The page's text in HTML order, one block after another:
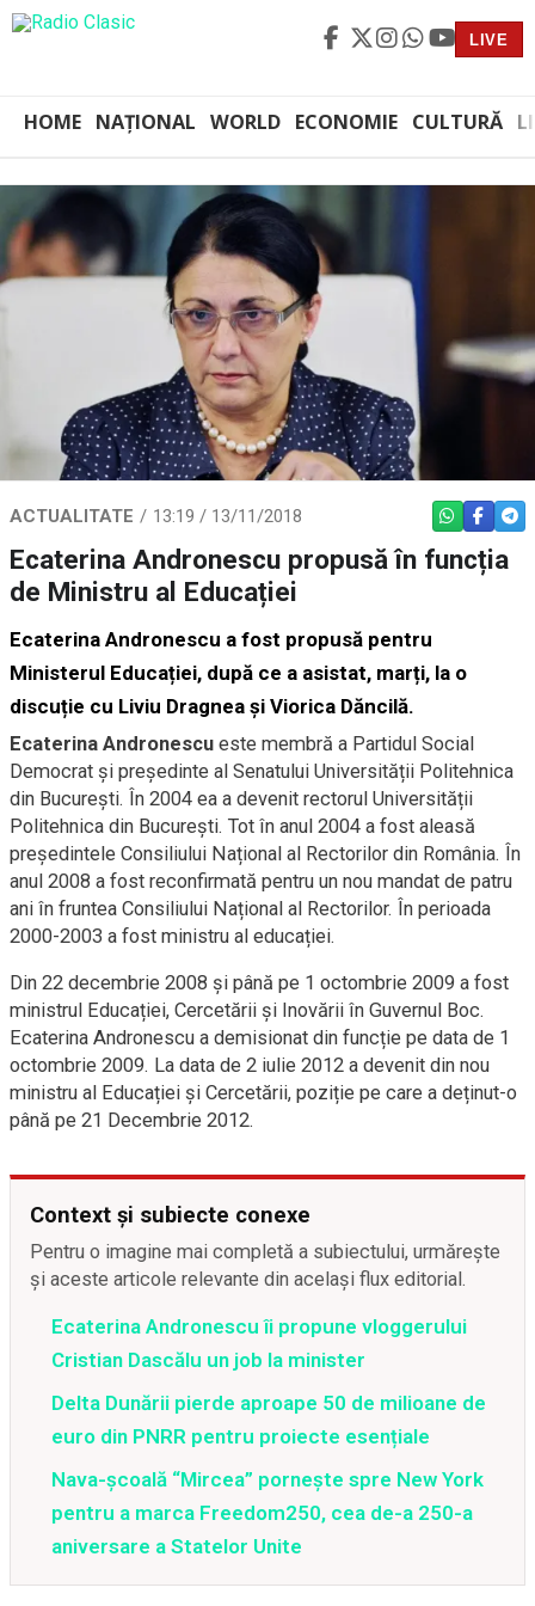
LIVE
HOME NAȚIONAL WORLD ECONOMIE CULTURĂ
ACTUALITATE 13:19 / 13/11/2018 WHATSAPP
Ecaterina Andronescu propusă în funcția
de Ministru al Educației
Ecaterina Andronescu a fost propusă pentru
Ministerul Educației, după ce a asistat, marți, la o
discuție cu Liviu Dragnea și Viorica Dăncilă.
Ecaterina Andronescu este membră a Partidul Social
Democrat şi președinte al Senatului Universității Politehnica
din București. În 2004 ea a devenit rectorul Universității
Politehnica din București. Tot în anul 2004 a fost aleasă
președintele Consiliului Național al Rectorilor din România. În
anul 2008 a fost reconfirmată pentru un nou mandat de patru
ani în fruntea Consiliului Național al Rectorilor. În perioada
2000-2003 a fost ministru al educației.
Din 22 decembrie 2008 și până pe 1 octombrie 2009 a fost
ministrul Educației, Cercetării și Inovării în Guvernul Boc.
Ecaterina Andronescu a demisionat din funcție pe data de 1
octombrie 2009. La data de 2 iulie 2012 a devenit din nou
ministru al Educației și Cercetării, poziție pe care a deținut-o
până pe 21 Decembrie 2012.
Context și subiecte conexe
Pentru o imagine mai completă a subiectului, urmărește
și aceste articole relevante din același flux editorial.
Ecaterina Andronescu îi propune vloggerului
Cristian Dascălu un job la minister
Delta Dunării pierde aproape 50 de milioane de
euro din PNRR pentru proiecte esențiale
Nava-școală “Mircea” pornește spre New York
pentru a marca Freedom250, cea de-a 250-a
aniversare a Statelor Unite